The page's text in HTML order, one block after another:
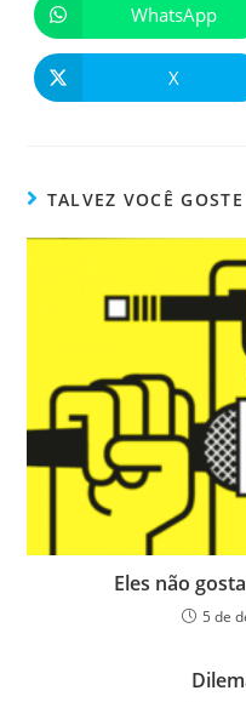
WhatsApp
X
TALVEZ VOCÊ
Eles não
5 de